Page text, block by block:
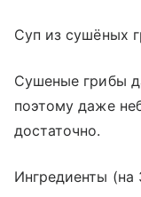
Суп из сушёных
Сушеные грибы
поэтому даже
достаточно.
Ингредиенты